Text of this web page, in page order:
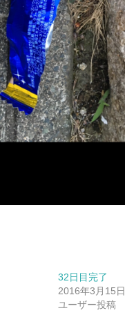
32日目完了
2016年3月15日
ユーザー投稿